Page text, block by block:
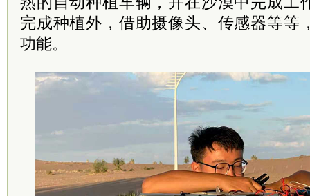
完成种植外，借助摄像头、传感器等等
功能。